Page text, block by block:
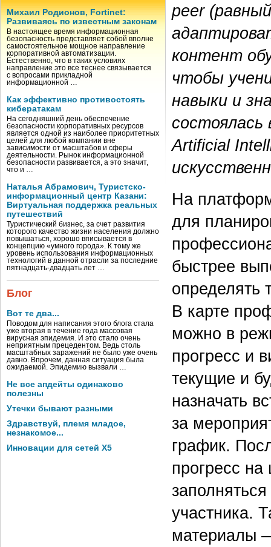
Михаил Родионов, Fortinet:
Развиваясь по известным законам
В настоящее время информационная
безопасность представляет собой вполне
самостоятельное мощное направление
корпоративной автоматизации.
Естественно, что в таких условиях
направление это все теснее связывается
с вопросами прикладной
информационной …
Как эффективно противостоять
кибератакам
На сегодняшний день обеспечение
безопасности корпоративных ресурсов
является одной из наиболее приоритетных
целей для любой компании вне
зависимости от масштабов и сферы
деятельности. Рынок информационной
безопасности развивается, а это значит,
что и …
Наталья Абрамович, Туристско-
информационный центр Казани:
Виртуальная поддержка реальных
путешествий
Туристический бизнес, за счет развития
которого качество жизни населения должно
повышаться, хорошо вписывается в
концепцию «умного города». К тому же
уровень использования информационных
технологий в данной отрасли за последние
пятнадцать-двадцать лет …
Блог
Вот те два...
Поводом для написания этого блога стала
уже вторая в течение года массовая
вирусная эпидемия. И это стало очень
неприятным прецедентом. Ведь столь
масштабных заражений не было уже очень
давно. Впрочем, данная ситуация была
ожидаемой. Эпидемию вызвали …
Не все апдейты одинаково
полезны
Утечки бывают разными
Здравствуй, племя младое,
незнакомое...
Инновации для сетей X5
peer
контент
чтобы
навыки и
состоялась
Artificial
На
для
быстрее
определять
В карте
можно в
прогресс и
текущие и
назначать
за
график.
прогресс
участника.
материалы